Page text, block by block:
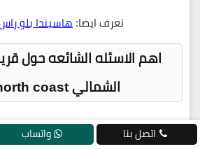
تعرف ايضا:هاسيندا بلو
اهم الاسئله الشائعه حول
الشمالي dose north coast
اتصل بنا واتساب